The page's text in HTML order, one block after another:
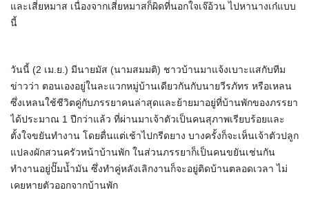
และเสี่ยหมาส เนื่องจากเสี่ยหมาสก็ผิดที่นอกใจเจ๊อ้วน ไปหานางเก๋แบบ
นี้
วันนี้ (2 เม.ย.) มีนายมัส (นามสมมติ) ชาวบ้านมาแจ้งเบาะแสกับทีม
ข่าวว่า ตอนเองอยู่ในละแวกหมู่บ้านเดียวกันกับนายวีรภัทร หรือเหลน
ซึ่งเหลนใช้ชีวิตคู่กับภรรยาคนล่าสุดและย้ายมาอยู่ที่บ้านพักของภรรยา
ได้ประมาณ 1 ปีกว่าแล้ว ที่ผ่านมาเจ้าตัวเป็นคนสุภาพเรียบร้อยและ
ตั้งใจขยันทำงาน โดยตื่นแต่เช้าไปกรีดยาง บางครั้งก็จะเห็นเจ้าตัวปลูก
แปลงผักสวนครัวหน้าบ้านพัก ในส่วนภรรยาก็เป็นคนขยันเช่นกัน
ทำงานอยู่ปั๊มน้ำมัน ซึ่งทำคู่หลังเลิกงานก็จะอยู่ติดบ้านตลอดเวลา ไม่
เคยหายตัวออกจากบ้านพัก